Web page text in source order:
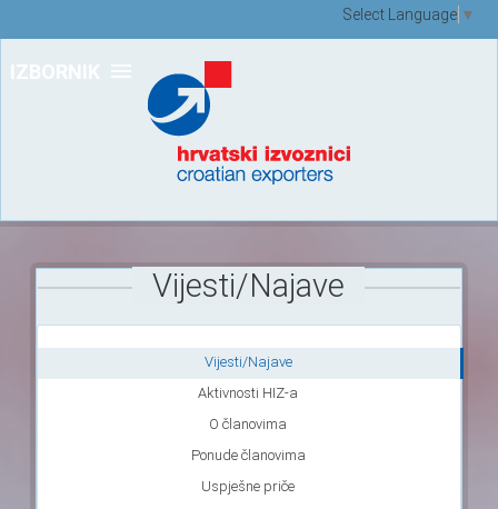
IZBORNIK
Select Language ▼
Vijesti/Najave
Vijesti/Najave
Aktivnosti HIZ-a
O članovima
Ponude članovima
Uspješne priče